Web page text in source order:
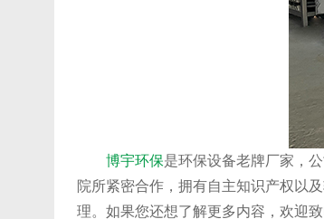
博宇环保是环保设备老牌厂家，
院所紧密合作，拥有自主知识产权以
理。如果您还想了解更多内容，欢迎